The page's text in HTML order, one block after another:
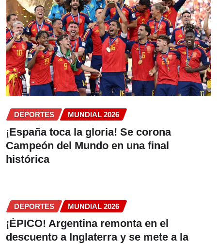
DEPORTES MUNDIAL 2026
¡España toca la gloria! Se corona
Campeón del Mundo en una final
histórica
DEPORTES MUNDIAL 2026
¡ÉPICO! Argentina remonta en el
descuento a Inglaterra y se mete a la